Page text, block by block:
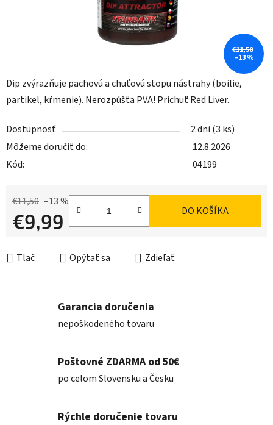
Dip zvýrazňuje pachovú a chuťovú stopu nástrahy (boilie,
partikel, kŕmenie). Nerozpúšťa PVA! Príchuť Red Liver.
Dostupnosť 2 dni (3 ks)
Môžeme doručiť do:
12.8.2026
Kód:
04199
€11,50 –13 %
€9,99 DO KOŠÍKA
Tlač Opýtať sa Zdieľať
€11,50
–13 %
Garancia doručenia
nepoškodeného tovaru
Poštovné ZDARMA od 50€
po celom Slovensku a Česku
Rýchle doručenie tovaru